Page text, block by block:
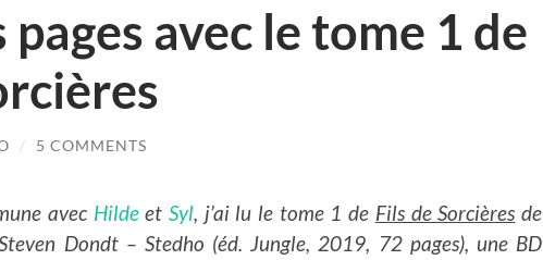
avec le tome 1 de
/ 5 COMMENTS
avec Hildeet Syl, j’ai lu le tome 1 de Fils de Sorcières de
Dondt – Stedho (éd. Jungle, 2019, 72 pages), une BD